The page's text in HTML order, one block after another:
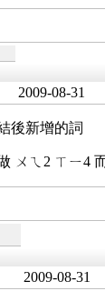
2009-08-31
後新增的詞
ㄨㄟ2 ㄒㄧ4
2009-08-31